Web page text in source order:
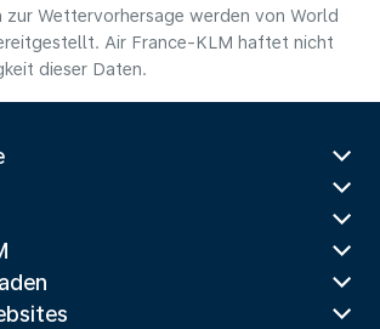
zur Wettervorhersage werden von World
Air France-KLM haftet nicht
dieser Daten.